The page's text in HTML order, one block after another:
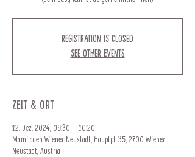
Registration is closed
See other events
Zeit & Ort
12. Dez. 2024, 09:30 – 10:20
Mamiladen Wiener Neustadt, Hauptpl. 35, 2700 Wiener
Neustadt, Austria